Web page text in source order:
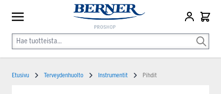
Etusivu Terveydenhuolto Instrumentit Pihdit